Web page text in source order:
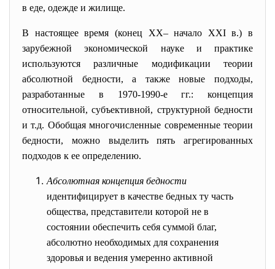
в еде, одежде и жилище.
В настоящее время (конец XX– начало XXI в.) в
зарубежной экономической науке и практике
используются различные модификации теории
абсолютной бедности, а также новые подходы,
разработанные в 1970-1990-е гг.: концепция
относительной, субъективной, структурной бедности
и т.д. Обобщая многочисленные современные теории
бедности, можно выделить пять агрегированных
подходов к ее определению.
Абсолютная концепция бедности
идентифицирует в качестве бедных ту часть
общества, представители которой не в
состоянии обеспечить себя суммой благ,
абсолютно необходимых для сохранения
здоровья и ведения умеренно активной